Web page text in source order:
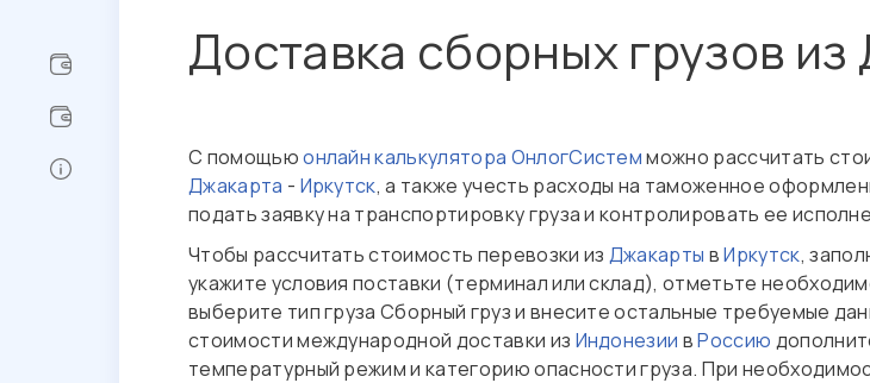
Доставка сборных грузов
С помощьюонлайн калькулятора ОнлогСистемможно рассчитать
Джакарта - Иркутск, а также учесть расходы на таможенное
подать заявку на транспортировку груза и контролировать ее
Чтобы рассчитать стоимость перевозки из Джакарты вИркутск,
укажите условия поставки (терминал или склад), отметьте
выберите тип груза Сборный груз и внесите остальные требуемые
стоимости международной доставки из Индонезии вРоссию
температурный режим и категорию опасности груза. При